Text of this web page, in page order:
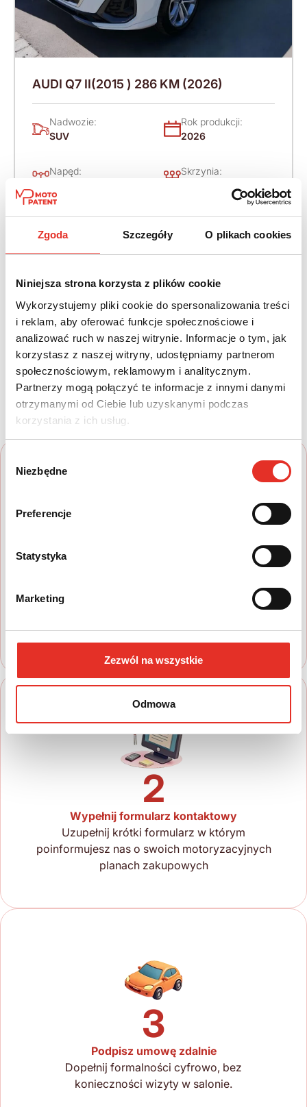
Zgoda Szczegóły O plikach cookies
Niniejsza strona korzysta z plików cookie
Wykorzystujemy pliki cookie do spersonalizowania treści
i reklam, aby oferować funkcje społecznościowe i
analizować ruch w naszej witrynie. Informacje o tym, jak
korzystasz z naszej witryny, udostępniamy partnerom
społecznościowym, reklamowym i analitycznym.
Partnerzy mogą połączyć te informacje z innymi danymi
otrzymanymi od Ciebie lub uzyskanymi podczas
korzystania z ich usług.
zgody
Niezbędne
Preferencje
Statystyka
Marketing
Zezwól na wszystkie
Odmowa
AUDI Q7 II(2015 ) 286 KM (2026)
Nadwozie:
SUV
Rok produkcji:
2026
Napęd:
Skrzynia:
Paliwo:
Diesel
Moc (KM):
4 250 zł
5 228 zł brutto / msc.
334 761 zł
Twój nowy samochód w kilku
prostych krokach
Zapoznaj się z nasza ofertą, aby wybrać
oczekiwania
2
Wypełnij formularz kontaktowy
Uzupełnij krótki formularz w którym
poinformujesz nas o swoich motoryzacyjnych
planach zakupowych
3
Podpisz umowę zdalnie
Dopełnij formalności cyfrowo, bez
konieczności wizyty w salonie.